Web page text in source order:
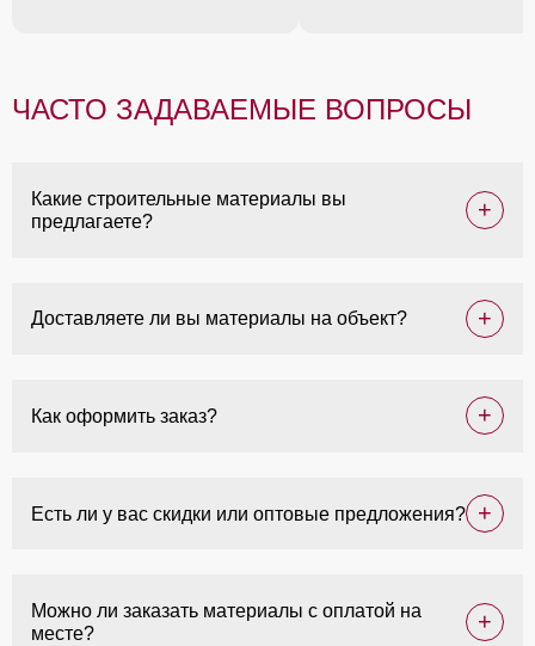
ЧАСТО ЗАДАВАЕМЫЕ ВОПРОСЫ
Какие строительные материалы вы
предлагаете?
Доставляете ли вы материалы на объект?
Как оформить заказ?
Есть ли у вас скидки или оптовые предложения?
Можно ли заказать материалы с оплатой на
месте?